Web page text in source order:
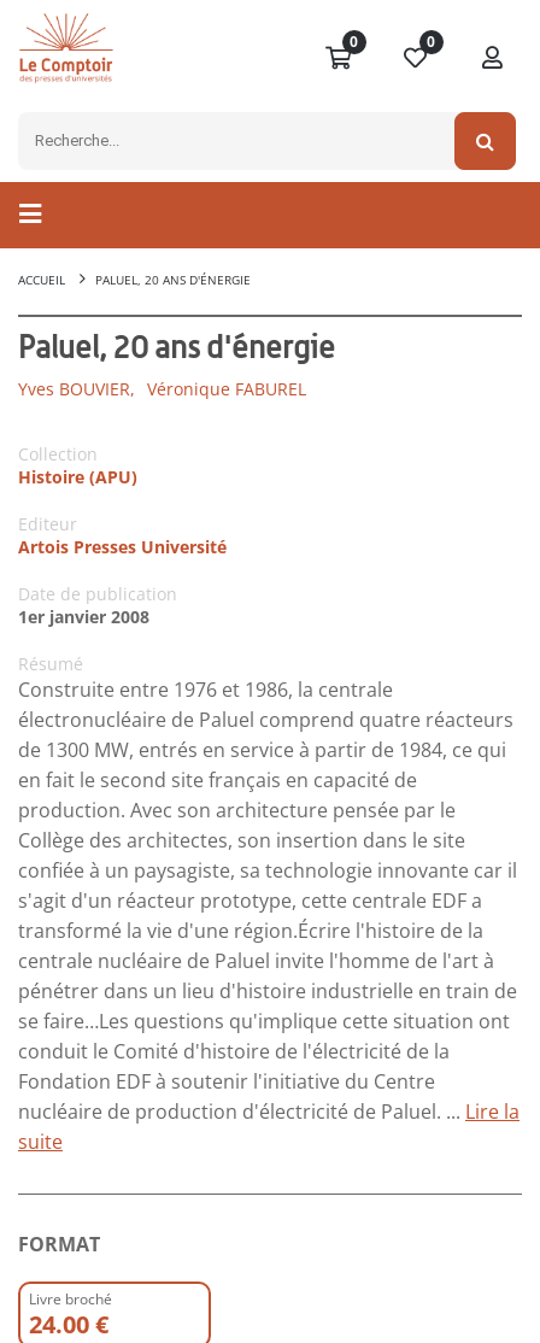
0 0
ACCUEIL PALUEL, 20 ANS D'ÉNERGIE
Paluel, 20 ans d'énergie
Yves BOUVIER, Véronique FABUREL
Collection
Histoire (APU)
Editeur
Artois Presses Université
Date de publication
1er janvier 2008
Résumé
Construite entre 1976 et 1986, la centrale
électronucléaire de Paluel comprend quatre réacteurs
de 1300 MW, entrés en service à partir de 1984, ce qui
en fait le second site français en capacité de
production. Avec son architecture pensée par le
Collège des architectes, son insertion dans le site
confiée à un paysagiste, sa technologie innovante car il
s'agit d'un réacteur prototype, cette centrale EDF a
transformé la vie d'une région.Écrire l'histoire de la
centrale nucléaire de Paluel invite l'homme de l'art à
pénétrer dans un lieu d'histoire industrielle en train de
se faire…Les questions qu'implique cette situation ont
conduit le Comité d'histoire de l'électricité de la
Fondation EDF à soutenir l'initiative du Centre
nucléaire de production d'électricité de Paluel. ... Lire la
suite
FORMAT
Livre broché
24.00 €